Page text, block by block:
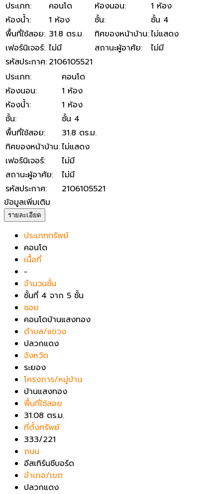
ประเภท: คอนโด ห้องนอน:
1 ห้อง
ห้องน้ำ: 1 ห้อง ชั้น:
ชั้น 4
พื้นที่ใช้สอย: 31.8 ตร.ม. ทิศของหน้าบ้าน:ไม่แสดง
เฟอร์นิเจอร์: ไม่มี สถานะผู้อาศัย:
ไม่มี
รหัสประกาศ: 2106105521
ประเภท:
คอนโด
ห้องนอน:
1 ห้อง
ห้องน้ำ:
1 ห้อง
ชั้น:
ชั้น 4
พื้นที่ใช้สอย:
31.8 ตร.ม.
ทิศของหน้าบ้าน:ไม่แสดง
เฟอร์นิเจอร์:
ไม่มี
สถานะผู้อาศัย:
ไม่มี
รหัสประกาศ:
2106105521
ข้อมูลเพิ่มเติม
รายละเอียด
ประเภททรัพย์
คอนโด
เนื้อที่
-
จำนวนชั้น
ชั้นที่ 4 จาก 5 ชั้น
ซอย
คอนโดบ้านแสงทอง
ตำบล/แขวง
ปลวกแดง
จังหวัด
ระยอง
โครงการ/หมู่บ้าน
บ้านแสงทอง
พื้นที่ใช้สอย
31.08 ตร.ม.
ที่ตั้งทรัพย์
333/221
ถนน
อีสเทิร์นชีบอร์ด
อำเภอ/เขต
ปลวกแดง